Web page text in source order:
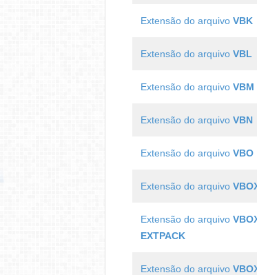
Extensão do arquivo VBK
Extensão do arquivo VBL
Extensão do arquivo VBM
Extensão do arquivo VBN
Extensão do arquivo VBO
Extensão do arquivo
Extensão do arquivo
EXTPACK
Extensão do arquivo